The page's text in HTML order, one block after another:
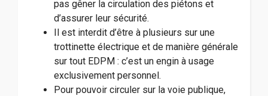
pas gêner la circulation des piétons et
d’assurer leur sécurité.
Il est interdit d’être à plusieurs sur une
trottinette électrique et de manière générale
sur tout EDPM : c’est un engin à usage
exclusivement personnel.
Pour pouvoir circuler sur la voie publique,